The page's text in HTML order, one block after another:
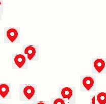
Maisons ARLOGIS Nord
Lille - Villeneuve d'Ascq
Valenciennes - Marly